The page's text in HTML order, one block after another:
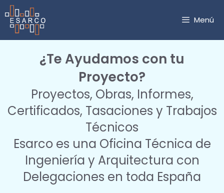
Saltar
al
contenido
Menú
¿Te Ayudamos con tu
Proyecto?
Proyectos, Obras, Informes,
Certificados, Tasaciones y Trabajos
Técnicos
Esarco es una Oficina Técnica de
Ingeniería y Arquitectura con
Delegaciones en toda España